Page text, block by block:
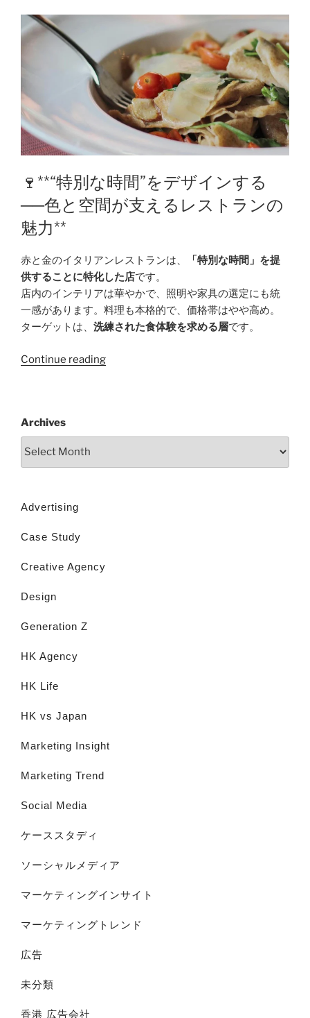
🍷**“特別な時間”をデザインする
──色と空間が支えるレストランの
魅力**
赤と金のイタリアンレストランは、
「特別な時間」を提
供することに特化した店です。
店内のインテリアは華やかで、照明や家具の選定にも統
一感があります。料理も本格的で、価格帯はやや高め。
ターゲットは、 洗練された食体験を求める層です。
Continue reading
Archives
Advertising
Case Study
Creative Agency
Design
Generation Z
HK Agency
HK Life
HK vs Japan
Marketing Insight
Marketing Trend
Social Media
ケーススタディ
ソーシャルメディア
マーケティングインサイト
マーケティングトレンド
広告
未分類
香港 広告会社